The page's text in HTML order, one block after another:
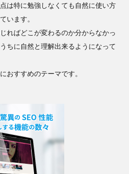
は特に勉強しなくても自然に使い方
います。
ればどこが変わるのか分からなかっ
ちに自然と理解出来るようになって
おすすめのテーマです。